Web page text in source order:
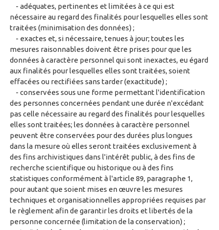
- adéquates, pertinentes et limitées à ce qui est
nécessaire au regard des finalités pour lesquelles elles sont
traitées (minimisation des données) ;
- exactes et, si nécessaire, tenues à jour; toutes les
mesures raisonnables doivent être prises pour que les
données à caractère personnel qui sont inexactes, eu égard
aux finalités pour lesquelles elles sont traitées, soient
effacées ou rectifiées sans tarder (exactitude) ;
- conservées sous une forme permettant l'identification
des personnes concernées pendant une durée n'excédant
pas celle nécessaire au regard des finalités pour lesquelles
elles sont traitées; les données à caractère personnel
peuvent être conservées pour des durées plus longues
dans la mesure où elles seront traitées exclusivement à
des fins archivistiques dans l'intérêt public, à des fins de
recherche scientifique ou historique ou à des fins
statistiques conformément à l'article 89, paragraphe 1,
pour autant que soient mises en œuvre les mesures
techniques et organisationnelles appropriées requises par
le règlement afin de garantir les droits et libertés de la
personne concernée (limitation de la conservation) ;